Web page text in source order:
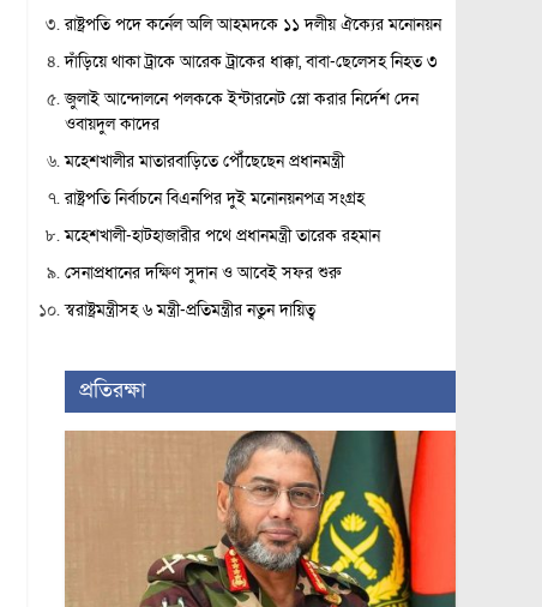
রাষ্ট্রপতি পদে কর্নেল অলি আহমদকে ১১ দলীয় ঐক্যের মনোনয়ন
দাঁড়িয়ে থাকা ট্রাকে আরেক ট্রাকের ধাক্কা, বাবা-ছেলেসহ নিহত ৩
জুলাই আন্দোলনে পলককে ইন্টারনেট স্লো করার নির্দেশ দেন
ওবায়দুল কাদের
মহেশখালীর মাতারবাড়িতে পৌঁছেছেন প্রধানমন্ত্রী
রাষ্ট্রপতি নির্বাচনে বিএনপির দুই মনোনয়নপত্র সংগ্রহ
মহেশখালী-হাটহাজারীর পথে প্রধানমন্ত্রী তারেক রহমান
সেনাপ্রধানের দক্ষিণ সুদান ও আবেই সফর শুরু
স্বরাষ্ট্রমন্ত্রীসহ ৬ মন্ত্রী-প্রতিমন্ত্রীর নতুন দায়িত্ব
প্রতিরক্ষা